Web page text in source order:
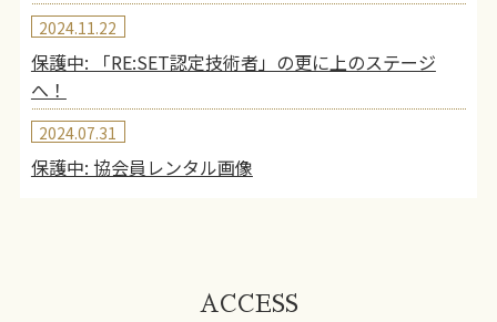
保護中: 「RE:SET認定技術者」の更に上のステージ
へ！
2024.11.22
保護中: 協会員レンタル画像
2024.07.31
ACCESS